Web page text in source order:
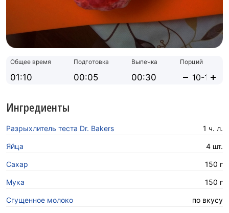
Общее время
01:10
Подготовка
00:05
Выпечка
00:30
Порций
Ингредиенты
Разрыхлитель теста Dr. Bakers 1 ч. л.
Яйца 4 шт.
Сахар 150 г
Мука 150 г
Сгущенное молоко по вкусу